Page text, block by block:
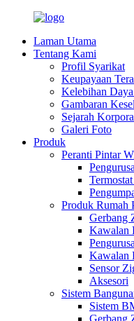
Laman Utama
Tentang Kami
Profil Syarikat
Keupayaan
Kelebihan
Gambaran
Sejarah
Galeri Foto
Produk
Peranti Pintar
Produk Rumah
Gerbang
Kawalan
Kawalan
Sensor
Aksesori
Sistem
Sistem
Gerbang